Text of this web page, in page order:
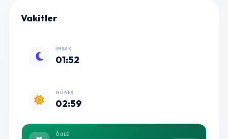
Vakitler
İMSAK
01:52
GÜNEŞ
02:59
ÖĞLE